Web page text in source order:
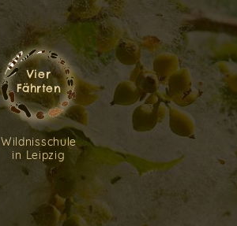
Vier
Fährten
Wildnisschule
in Leipzig